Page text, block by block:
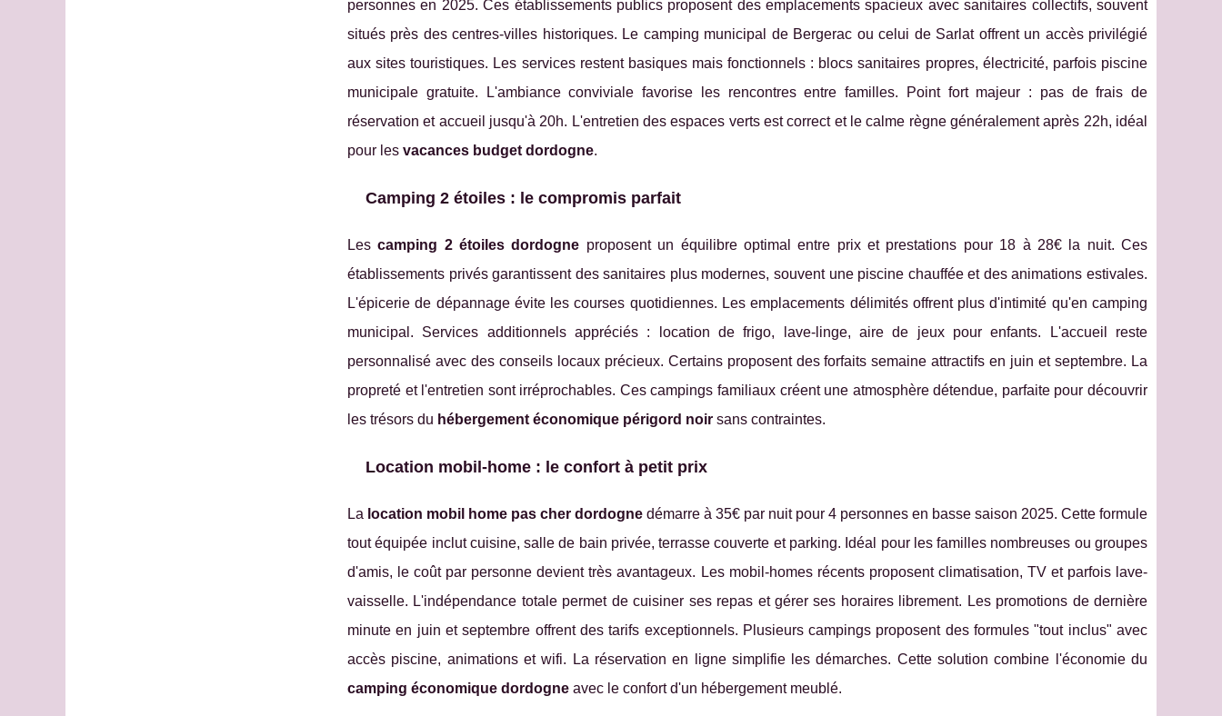
personnes en 2025. Ces établissements publics proposent des emplacements spacieux avec sanitaires collectifs, souvent
situés près des centres-villes historiques. Le camping municipal de Bergerac ou celui de Sarlat offrent un accès privilégié
aux sites touristiques. Les services restent basiques mais fonctionnels : blocs sanitaires propres, électricité, parfois piscine
municipale gratuite. L'ambiance conviviale favorise les rencontres entre familles. Point fort majeur : pas de frais de
réservation et accueil jusqu'à 20h. L'entretien des espaces verts est correct et le calme règne généralement après 22h, idéal
pour les vacances budget dordogne.
Camping 2 étoiles : le compromis parfait
Lescamping 2 étoiles dordogne proposent un équilibre optimal entre prix et prestations pour 18 à 28€ la nuit. Ces
établissements privés garantissent des sanitaires plus modernes, souvent une piscine chauffée et des animations estivales.
L'épicerie de dépannage évite les courses quotidiennes. Les emplacements délimités offrent plus d'intimité qu'en camping
municipal. Services additionnels appréciés : location de frigo, lave-linge, aire de jeux pour enfants. L'accueil reste
personnalisé avec des conseils locaux précieux. Certains proposent des forfaits semaine attractifs en juin et septembre. La
propreté et l'entretien sont irréprochables. Ces campings familiaux créent une atmosphère détendue, parfaite pour découvrir
les trésors du hébergement économique périgord noir sans contraintes.
Location mobil-home : le confort à petit prix
La location mobil home pas cher dordogne démarre à 35€ par nuit pour 4 personnes en basse saison 2025. Cette formule
tout équipée inclut cuisine, salle de bain privée, terrasse couverte et parking. Idéal pour les familles nombreuses ou groupes
d'amis, le coût par personne devient très avantageux. Les mobil-homes récents proposent climatisation, TV et parfois lave-
vaisselle. L'indépendance totale permet de cuisiner ses repas et gérer ses horaires librement. Les promotions de dernière
minute en juin et septembre offrent des tarifs exceptionnels. Plusieurs campings proposent des formules "tout inclus" avec
accès piscine, animations et wifi. La réservation en ligne simplifie les démarches. Cette solution combine l'économie du
camping économique dordogne avec le confort d'un hébergement meublé.